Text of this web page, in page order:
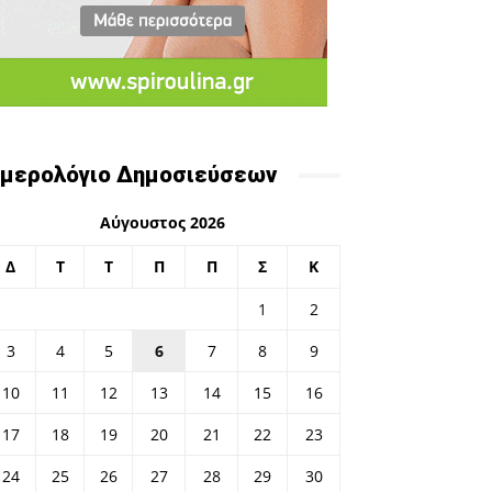
Δημοσιεύσεων
Αύγουστος 2026
Δ Τ Τ Π Π Σ Κ
1
2
3
4 5 6 7 8
9
10
11 12 13 14 15
16
17
18 19 20 21 22
23
24
25 26 27 28 29 30